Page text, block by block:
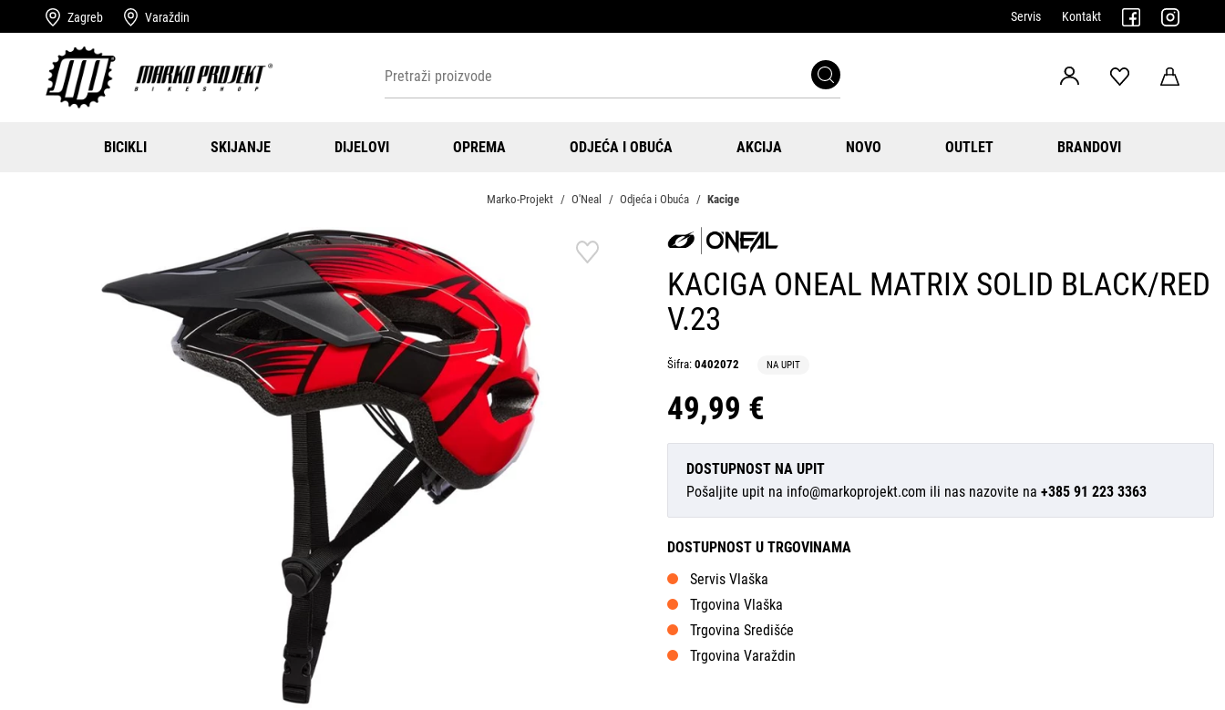
Zagreb Varaždin Servis Kontakt
BICIKLI SKIJANJE DIJELOVI OPREMA ODJEĆA I OBUĆA AKCIJA NOVO OUTLET BRANDOVI
Marko-Projekt O'Neal Odjeća i Obuća Kacige
KACIGA ONEAL MATRIX SOLID BLACK/RED
V.23
Šifra: 0402072 NA UPIT
49,99 €
DOSTUPNOST NA UPIT
Pošaljite upit na info@markoprojekt.com ili nas nazovite na +385 91 223 3363
DOSTUPNOST U TRGOVINAMA
Servis Vlaška
Trgovina Vlaška
Trgovina Središće
Trgovina Varaždin